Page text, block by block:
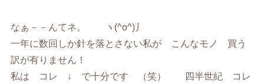
なぁ－－んてネ。 ヽ(^o^)丿
一年に数回しか針を落とさない私が こんなモノ 買う
訳が有りません！
私は コレ ↓ で十分です （笑） 四半世紀 コレ